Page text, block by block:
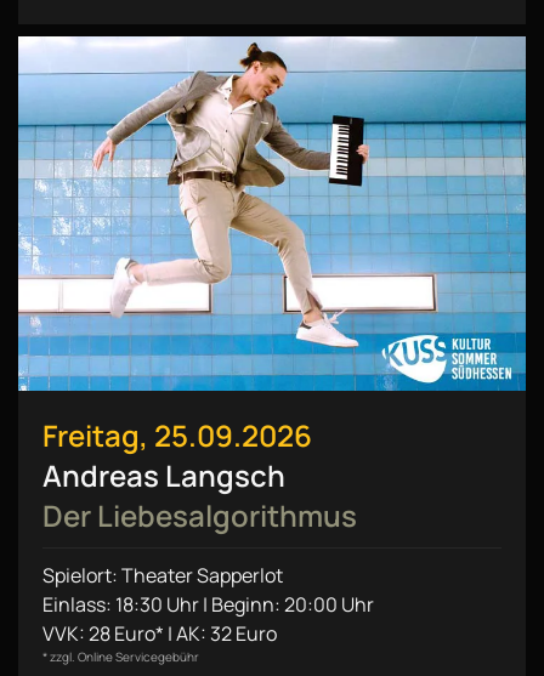
Freitag, 25.09.2026
Andreas Langsch
Der Liebesalgorithmus
Spielort: Theater Sapperlot
Einlass: 18:30 Uhr | Beginn: 20:00 Uhr
VVK: 28 Euro* | AK: 32 Euro
* zzgl. Online Servicegebühr